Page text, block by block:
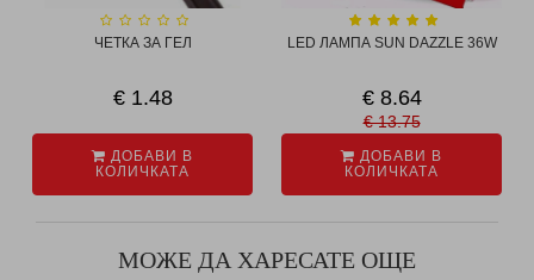
ЧЕТКА ЗА ГЕЛ
€ 1.48
ДОБАВИ В
КОЛИЧКАТА
LED ЛАМПА SUN DAZZLE 36W
€ 8.64
€ 13.75
ДОБАВИ В
КОЛИЧКАТА
МОЖЕ ДА ХАРЕСАТЕ ОЩЕ